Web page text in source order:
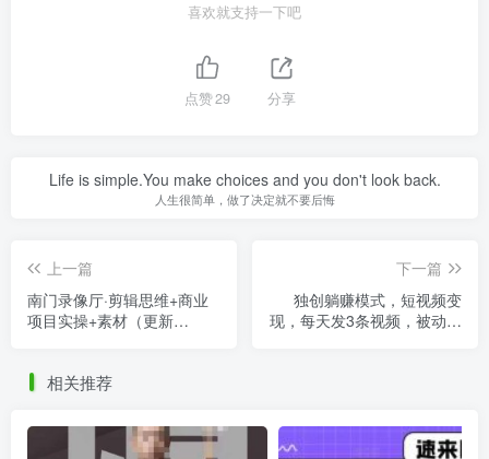
喜欢就支持一下吧
点赞29 分享
Life is simple.You make choices and you don't look back.
人生很简单，做了决定就不要后悔
上一篇
南门录像厅·剪辑思维+商业
项目实操+素材（更新
下一篇
独创躺赚模式，短视频变
现，每天发3条视频，被动收
相关推荐